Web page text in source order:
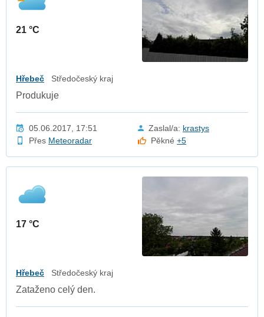
21 °C
Hřebeč Středočeský kraj
Produkuje
05.06.2017, 17:51 Zaslal/a: krastys
Přes Meteoradar Pěkné+5
17 °C
Hřebeč Středočeský kraj
Zataženo celý den.